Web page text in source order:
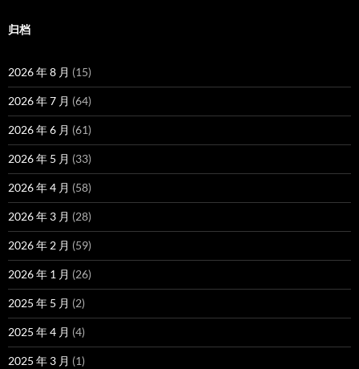
归档
2026 年 8 月 (15)
2026 年 7 月 (64)
2026 年 6 月 (61)
2026 年 5 月 (33)
2026 年 4 月 (58)
2026 年 3 月 (28)
2026 年 2 月 (59)
2026 年 1 月 (26)
2025 年 5 月 (2)
2025 年 4 月 (4)
2025 年 3 月 (1)